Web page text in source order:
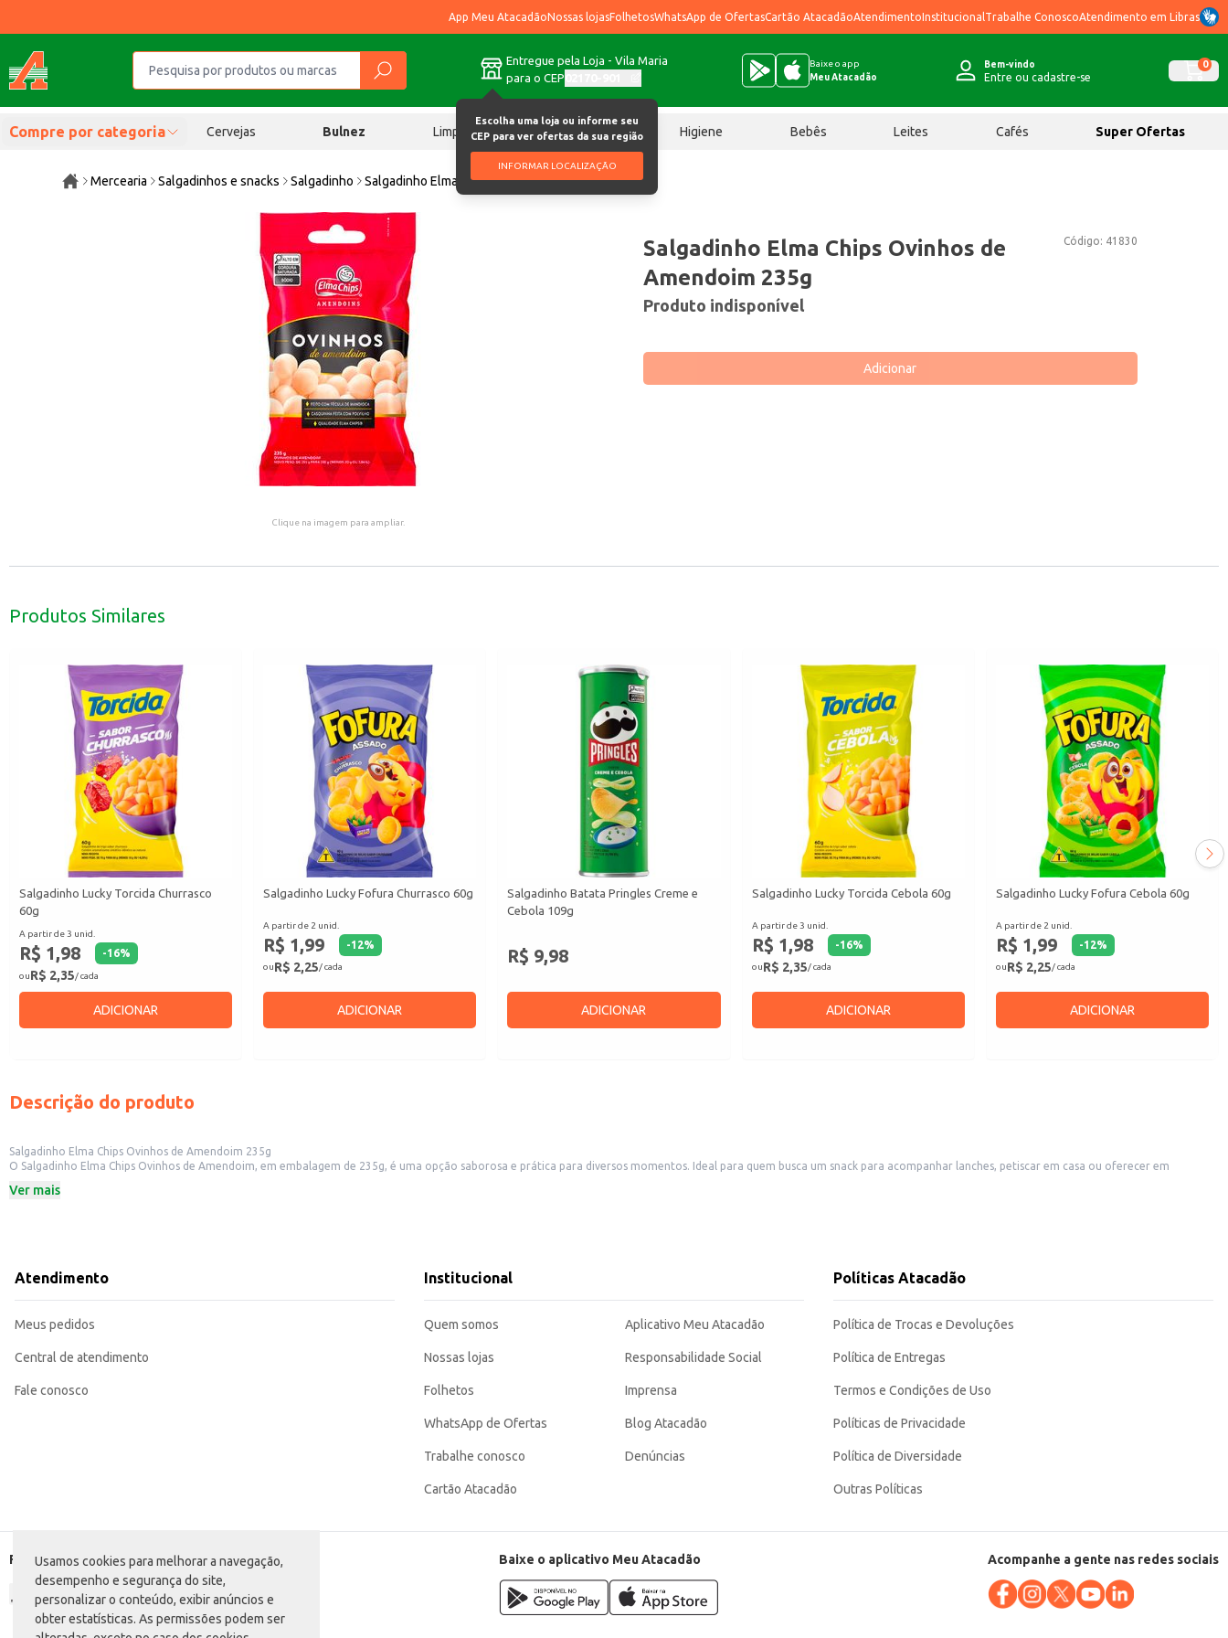
Usamos cookies para melhorar a navegação,
desempenho e segurança do site,
personalizar o conteúdo, exibir anúncios e
obter estatísticas. As permissões podem ser
App Meu AtacadãoNossas lojasFolhetosWhatsApp de OfertasCartão AtacadãoAtendimentoInstitucional Trabalhe ConoscoAtendimento em Libras
Entregue pela Loja - Vila Maria
para o CEP
Escolha uma loja ou informe seu
CEP para ver ofertas da sua região
INFORMAR LOCALIZAÇÃO
Baixe o app
Meu Atacadão
Bem-vindo
Entre ou cadastre-se
0
Compre por categoria Cervejas Bulnez Limpeza Chocolates Higiene Bebês Leites Cafés Super Ofertas
Mercearia Salgadinhos e snacks Salgadinho Salgadinho Elma Chips Ovinhos de Amendoim 235g
Clique na imagem para ampliar.
Código: 41830
Salgadinho Elma Chips Ovinhos de
Amendoim 235g
Produto indisponível
Adicionar
Produtos Similares
Salgadinho Lucky Torcida Churrasco
60g
A partir de 3 unid.
R$ 1,98 -16%
ouR$ 2,35/ cada
ADICIONAR
Salgadinho Lucky Fofura Churrasco 60g
A partir de 2 unid.
R$ 1,99 -12%
ouR$ 2,25/ cada
ADICIONAR
Salgadinho Batata Pringles Creme e
Cebola 109g
R$ 9,98
ADICIONAR
Salgadinho Lucky Torcida Cebola 60g
A partir de 3 unid.
R$ 1,98 -16%
ouR$ 2,35/ cada
ADICIONAR
Salgadinho Lucky Fofura Cebola 60g
A partir de 2 unid.
R$ 1,99 -12%
ouR$ 2,25/ cada
ADICIONAR
Descrição do produto
Salgadinho Elma Chips Ovinhos de Amendoim 235g
O Salgadinho Elma Chips Ovinhos de Amendoim, em embalagem de 235g, é uma opção saborosa e prática para diversos momentos. Ideal para quem busca um snack para acompanhar lanches, petiscar em casa ou oferecer em
Dicas de Uso:
Ver mais
Atendimento
Meus pedidos
Central de atendimento
Fale conosco
Institucional
Quem somos
Nossas lojas
Folhetos
WhatsApp de Ofertas
Trabalhe conosco
Cartão Atacadão
Aplicativo Meu Atacadão
Responsabilidade Social
Imprensa
Blog Atacadão
Denúncias
Políticas Atacadão
Política de Trocas e Devoluções
Política de Entregas
Termos e Condições de Uso
Políticas de Privacidade
Política de Diversidade
Outras Políticas
Formas de pagamento Baixe o aplicativo Meu Atacadão Acompanhe a gente nas redes sociais